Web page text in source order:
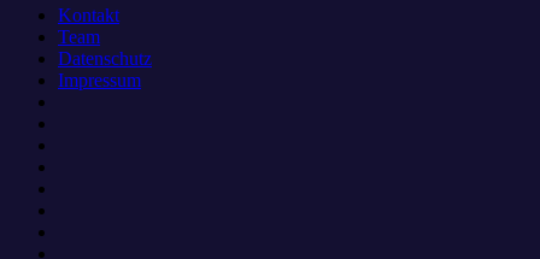
Kontakt
Team
Datenschutz
Impressum